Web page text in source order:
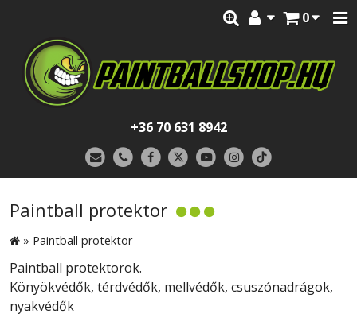
0
+36 70 631 8942
Paintball protektor
» Paintball protektor
Paintball protektorok.
Könyökvédők, térdvédők, mellvédők, csuszónadrágok,
nyakvédők